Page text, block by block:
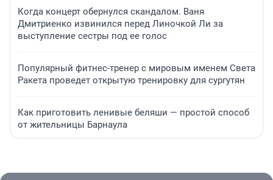
Когда концерт обернулся скандалом. Ваня
Дмитриенко извинился перед Линочкой Ли за
выступление сестры под ее голос
Популярный фитнес-тренер с мировым именем Света
Ракета проведет открытую тренировку для сургутян
Как приготовить ленивые беляши — простой способ
от жительницы Барнаула